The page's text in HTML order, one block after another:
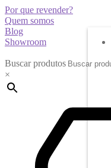
Por que revender?
Quem somos
Blog
Showroom
Buscar produtos
×